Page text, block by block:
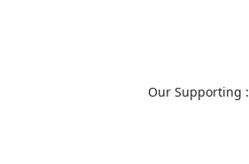
Our Supporting :